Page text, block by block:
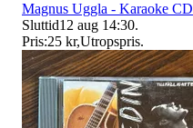
Magnus Uggla - Karaoke CD
Sluttid12 aug 14:30.
Pris:25 kr,Utropspris.